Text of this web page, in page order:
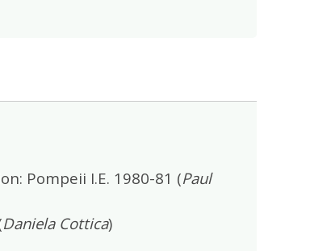
Pompeii I.E. 1980-81 (Paul
Daniela Cottica)